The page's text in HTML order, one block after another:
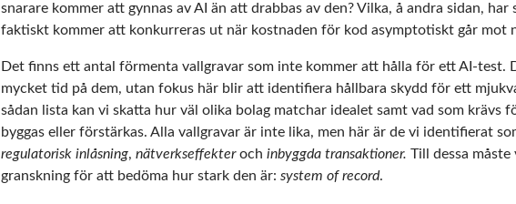
snarare kommer att gynnas av AI än att drabbas av den? Vilka, å andra sidan,
faktiskt kommer att konkurreras ut när kostnaden för kod asymptotiskt går mot
Det finns ett antal förmenta vallgravar som inte kommer att hålla för ett AI-test.
mycket tid på dem, utan fokus här blir att identifiera hållbara skydd för ett
sådan lista kan vi skatta hur väl olika bolag matchar idealet samt vad som krävs
byggas eller förstärkas. Alla vallgravar är inte lika, men här är de vi identifierat
regulatorisk inlåsning, nätverkseffekteroch inbyggda transaktioner. Till dessa
granskning för att bedöma hur stark den är: system of record.